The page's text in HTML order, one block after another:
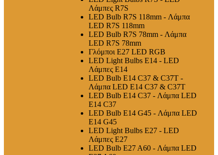
Λάμπες R7S
LED Bulb R7S 118mm - Λάμπα
LED R7S 118mm
LED Bulb R7S 78mm - Λάμπα
LED R7S 78mm
Γλόμποι E27 LED RGB
LED Light Bulbs E14 - LED
Λάμπες E14
LED Bulb E14 C37 & C37T -
Λάμπα LED E14 C37 & C37T
LED Bulb E14 C37 - Λάμπα LED
E14 C37
LED Bulb E14 G45 - Λάμπα LED
E14 G45
LED Light Bulbs E27 - LED
Λάμπες E27
LED Bulb E27 A60 - Λάμπα LED